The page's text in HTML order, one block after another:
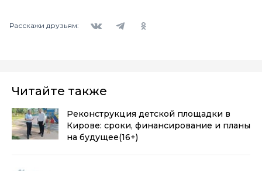
Расскажи друзьям:
Читайте также
Реконструкция детской площадки в
Кирове: сроки, финансирование и планы
на будущее(16+)